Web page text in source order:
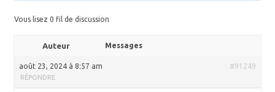
Vous lisez 0 fil de discussion
Auteur Messages
août 23, 2024 à 8:57 am #91249
RÉPONDRE